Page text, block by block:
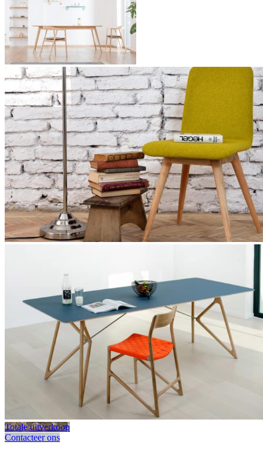
Totale uitverkoop
Contacteer ons